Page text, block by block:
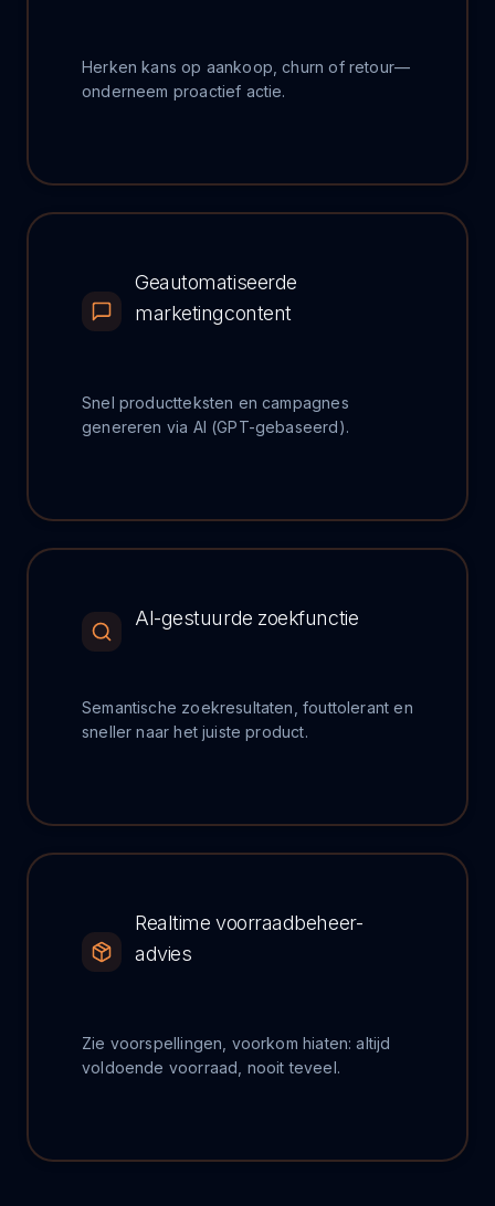
Herken kans op aankoop, churn of retour—
onderneem proactief actie.
Geautomatiseerde
marketingcontent
Snel productteksten en campagnes
genereren via AI (GPT-gebaseerd).
AI-gestuurde zoekfunctie
Semantische zoekresultaten, fouttolerant en
sneller naar het juiste product.
Realtime voorraadbeheer-
advies
Zie voorspellingen, voorkom hiaten: altijd
voldoende voorraad, nooit teveel.